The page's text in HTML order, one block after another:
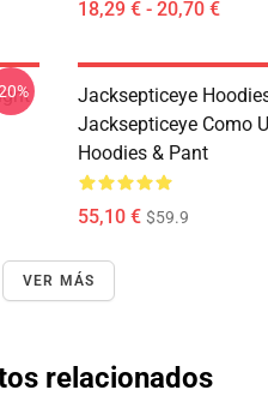
18,29 € - 20,70 €
Jacksepticeye
Jacksepticeye Como
Hoodies & Pant
55,10 € $59.9
VER MÁS
relacionados